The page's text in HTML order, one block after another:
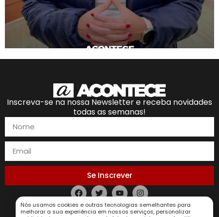
Inscreva-se na nossa Newsletter e receba novidades
todas as semanas!
Se Inscrever
Política de Privacidade
Nós usamos cookies e outras tecnologias semelhantes para
melhorar a sua experiência em nossos serviços, personalizar